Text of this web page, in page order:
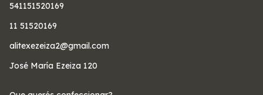
541151520169
11 51520169
alitexezeiza2@gmail.com
José María Ezeiza 120